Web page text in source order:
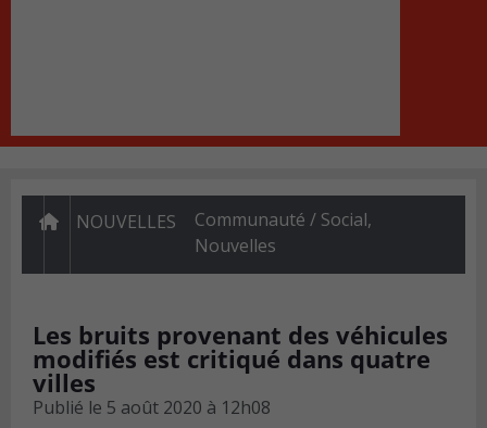
NOUVELLES Communauté / Social,
Nouvelles
Les bruits provenant des véhicules
modifiés est critiqué dans quatre
villes
Publié le 5 août 2020 à 12h08